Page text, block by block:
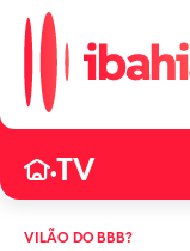
•TV
VILÃO DO BBB?